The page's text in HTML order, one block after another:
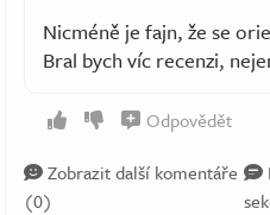
Nicméně je fajn, že se
Bral bych víc recenzi,
Odpovědět
Zobrazit další komentáře
(0)